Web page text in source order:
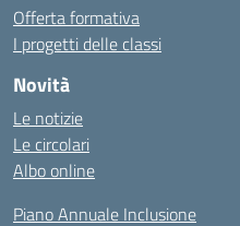
Offerta formativa
I progetti delle classi
Novità
Le notizie
Le circolari
Albo online
Piano Annuale Inclusione